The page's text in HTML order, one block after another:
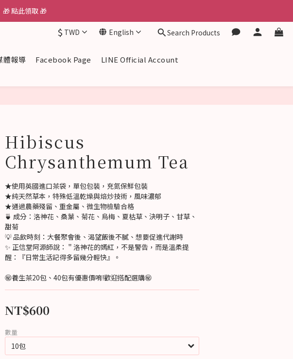
點此領取 🎁
$ TWD English Search Products
體報導 Facebook Page LINE Official Account
Hibiscus
Chrysanthemum Tea
★使用英國進口茶袋，單包包裝，充氮保鮮包裝
★純天然草本，特殊低溫乾燥與焙炒技術，風味濃郁
★通過農藥殘留、重金屬、微生物檢驗合格
🍵 成分：洛神花、桑葉、菊花、烏梅、夏枯草、決明子、甘草、
甜菊
💡 品飲時刻：大餐聚會後、渴望飯後不膩、想要促進代謝時
✨ 正信堂阿源師說：＂洛神花的嫣紅，不是警告，而是溫柔提
醒：『日常生活記得多留幾分輕快』。
㊙️養生茶20包、40包有優惠價唷!歡迎搭配選購㊙️
NT$600
數量